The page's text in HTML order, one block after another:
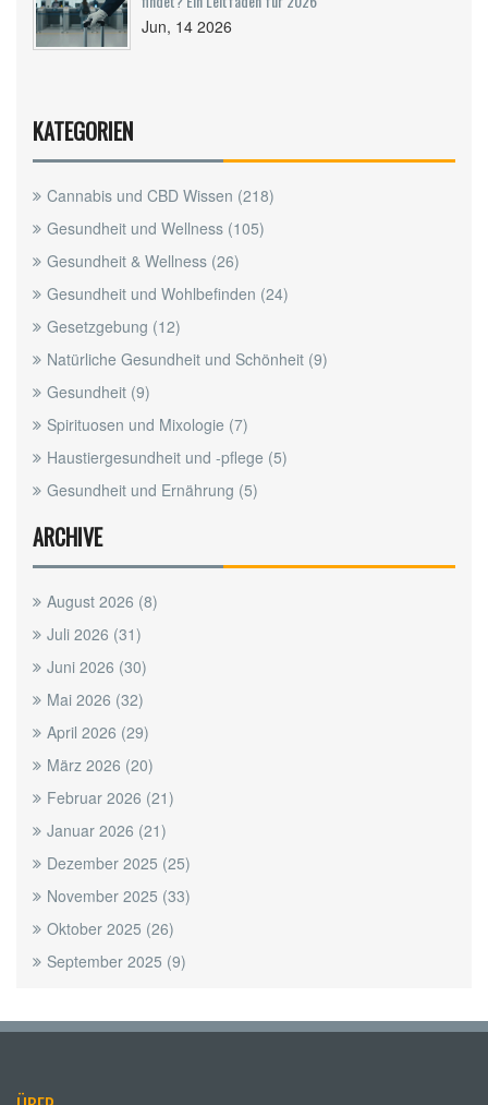
Jun, 14 2026
KATEGORIEN
Cannabis und CBD Wissen (218)
Gesundheit und Wellness (105)
Gesundheit & Wellness (26)
Gesundheit und Wohlbefinden (24)
Gesetzgebung (12)
Natürliche Gesundheit und Schönheit (9)
Gesundheit (9)
Spirituosen und Mixologie (7)
Haustiergesundheit und -pflege (5)
Gesundheit und Ernährung (5)
ARCHIVE
August 2026 (8)
Juli 2026 (31)
Juni 2026 (30)
Mai 2026 (32)
April 2026 (29)
März 2026 (20)
Februar 2026 (21)
Januar 2026 (21)
Dezember 2025 (25)
November 2025 (33)
Oktober 2025 (26)
September 2025 (9)